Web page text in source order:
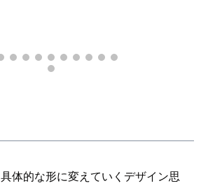
具体的な形に変えていくデザイン思